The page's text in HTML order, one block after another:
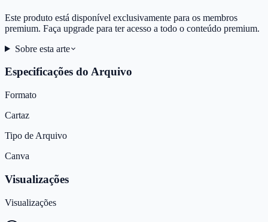
Este produto está disponível exclusivamente para os membros
premium. Faça upgrade para ter acesso a todo o conteúdo premium.
Sobre esta arte
Especificações do Arquivo
Formato
Cartaz
Tipo de Arquivo
Canva
Visualizações
Visualizações